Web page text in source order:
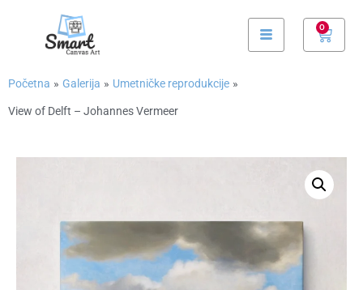
0
Početna » Galerija » Umetničke reprodukcije »
View of Delft – Johannes Vermeer